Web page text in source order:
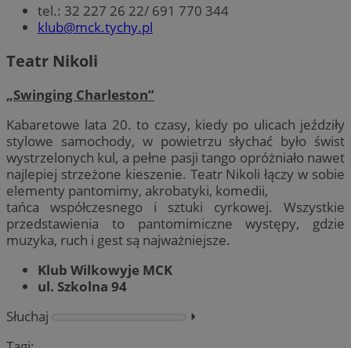
tel.: 32 227 26 22/ 691 770 344
klub@mck.tychy.pl
Teatr Nikoli
„Swinging Charleston”
Kabaretowe lata 20. to czasy, kiedy po ulicach jeździły
stylowe samochody, w powietrzu słychać było świst
wystrzelonych kul, a pełne pasji tango opróżniało nawet
najlepiej strzeżone kieszenie. Teatr Nikoli łączy w sobie
elementy pantomimy, akrobatyki, komedii,
tańca współczesnego i sztuki cyrkowej. Wszystkie
przedstawienia to pantomimiczne występy, gdzie
muzyka, ruch i gest są najważniejsze.
Klub Wilkowyje MCK
ul. Szkolna 94
Słuchaj
⏵︎